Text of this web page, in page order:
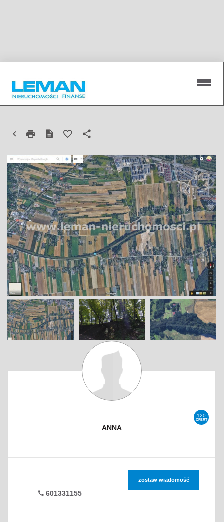
LUBLIN, WĘGLIN, WĘGLINEK
120
OFERT
ANNA
601331155
zostaw wiadomość